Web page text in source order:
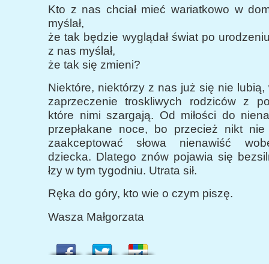
Kto z nas chciał mieć wariatkowo w
myślał,
że tak będzie wyglądał świat po
z nas myślał,
że tak się zmieni?
Niektóre, niektórzy z nas już się nie
zaprzeczenie troskliwych rodziców z
które nimi szargają. Od miłości do
przepłakane noce, bo przecież nikt
zaakceptować słowa nienawiść
dziecka. Dlatego znów pojawia się
łzy w tym tygodniu. Utrata sił.
Ręka do góry, kto wie o czym piszę.
Wasza Małgorzata